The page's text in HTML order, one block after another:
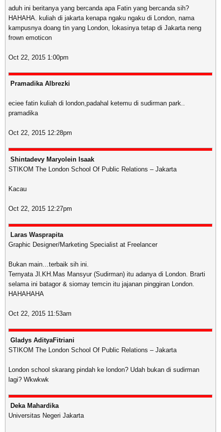
aduh ini beritanya yang bercanda apa Fatin yang bercanda sih?
HAHAHA. kuliah di jakarta kenapa ngaku ngaku di London, nama
kampusnya doang tin yang London, lokasinya tetap di Jakarta neng
frown emoticon
Oct 22, 2015 1:00pm
Pramadika Albrezki
eciee fatin kuliah di london,padahal ketemu di sudirman park..
pramadika
Oct 22, 2015 12:28pm
Shintadevy Maryolein Isaak
STIKOM The London School Of Public Relations – Jakarta
Kacau
Oct 22, 2015 12:27pm
Laras Wasprapita
Graphic Designer/Marketing Specialist at Freelancer
Bukan main…terbaik sih ini.
Ternyata Jl.KH.Mas Mansyur (Sudirman) itu adanya di London. Brarti
selama ini batagor & siomay temcin itu jajanan pinggiran London.
HAHAHAHA
Oct 22, 2015 11:53am
Gladys AdityaFitriani
STIKOM The London School Of Public Relations – Jakarta
London school skarang pindah ke london? Udah bukan di sudirman
lagi? Wkwkwk
Deka Mahardika
Universitas Negeri Jakarta